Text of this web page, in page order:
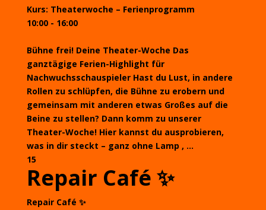
Kurs: Theaterwoche – Ferienprogramm
10:00 - 16:00
Bühne frei! Deine Theater-Woche Das
ganztägige Ferien-Highlight für
Nachwuchsschauspieler Hast du Lust, in andere
Rollen zu schlüpfen, die Bühne zu erobern und
gemeinsam mit anderen etwas Großes auf die
Beine zu stellen? Dann komm zu unserer
Theater-Woche! Hier kannst du ausprobieren,
was in dir steckt – ganz ohne Lamp , ...
15
Repair Café ✨
Repair Café ✨